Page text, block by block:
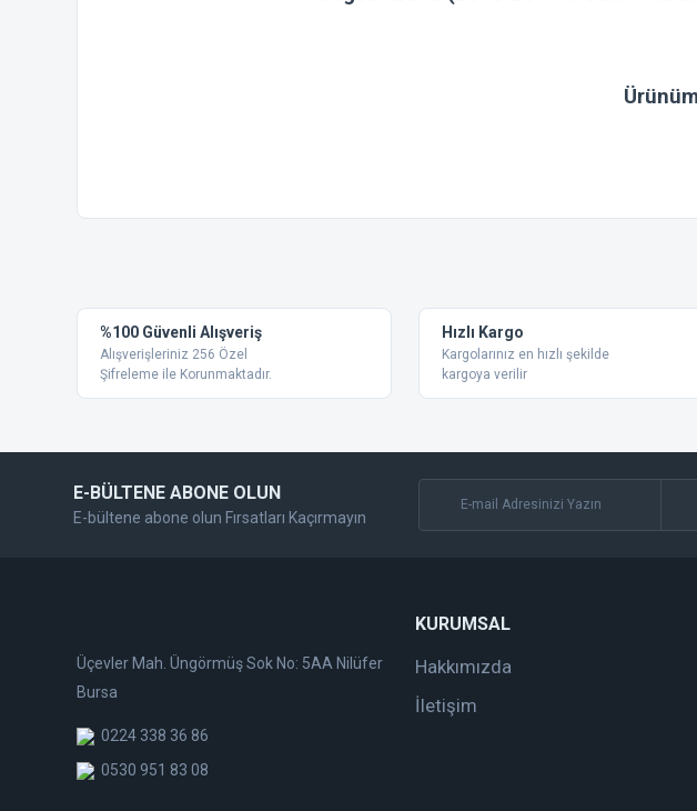
Ürün resmi kalitesiz, bozuk veya görüntülenemiyor.
Ürün açıklamasında eksik bilgiler bulunuyor.
Ürün bilgilerinde hatalar bulunuyor.
Ürün fiyatı diğer sitelerden daha pahalı.
%100 Güvenli Alışveriş
Alışverişleriniz 256 Özel
Şifreleme ile Korunmaktadır.
Hızlı Kargo
Kargolarınız en hızlı şekilde
kargoya verilir
E-BÜLTENE ABONE OLUN
E-bültene abone olun Fırsatları Kaçırmayın
Üçevler Mah. Üngörmüş Sok No: 5AA Nilüfer
Bursa
0224 338 36 86
0530 951 83 08
KURUMSAL
Hakkımızda
İletişim